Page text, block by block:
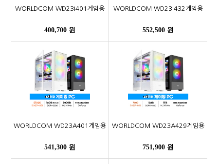
WORLDCOM WD23I401게임용
400,700 원
WORLDCOM WD23I432게임용
552,500 원
WORLDCOM WD23A401게임용
541,300 원
WORLDCOM WD23A429게임용
751,900 원